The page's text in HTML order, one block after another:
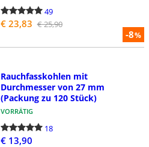
-8%
49
€ 23,83 € 25,90
Rauchfasskohlen mit
Durchmesser von 27 mm
(Packung zu 120 Stück)
VORRÄTIG
18
€ 13,90